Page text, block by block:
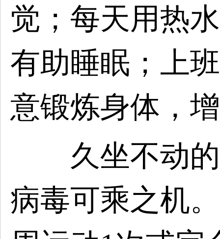
觉；每天用热
有助睡眠；上
意锻炼身体，
久坐不动的
病毒可乘之机